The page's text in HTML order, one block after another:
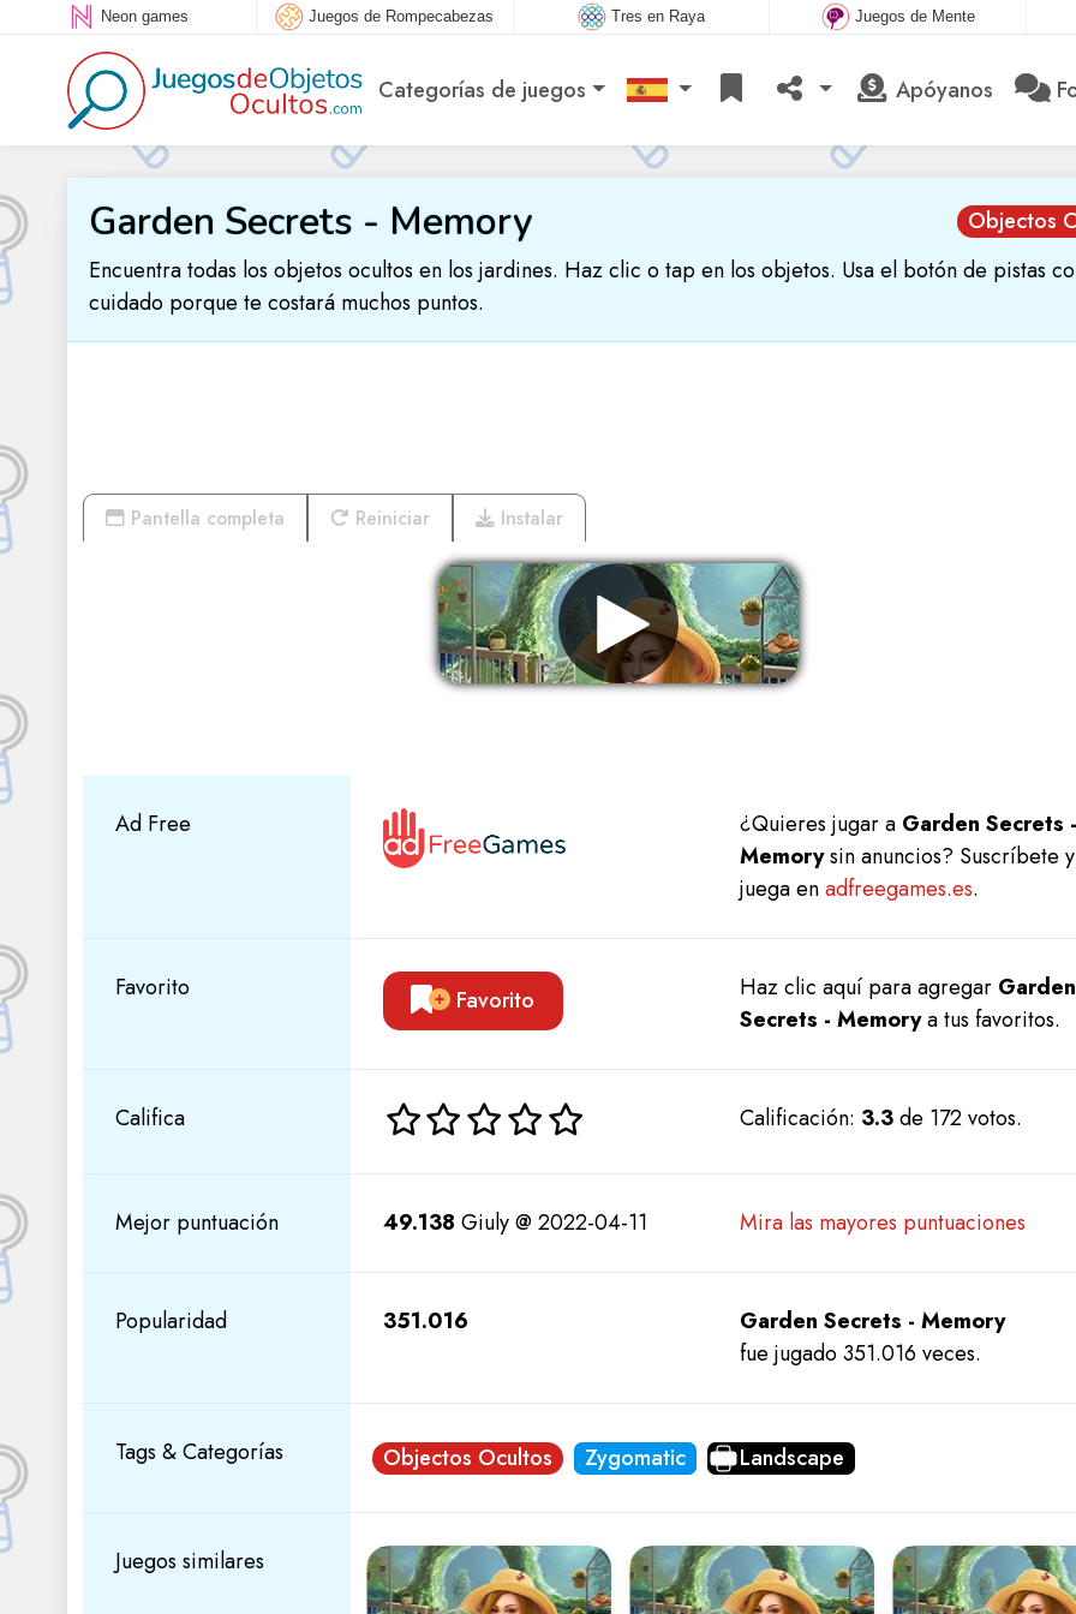
Neon games Juegos de Rompecabezas Tres en Raya Juegos de Mente
Categorías de juegos Apóyanos
Objectos
Garden Secrets - Memory
Encuentra todas los objetos ocultos en los jardines. Haz clic o tap en los objetos. Usa el botón de pistas
cuidado porque te costará muchos puntos.
Pantella completa Reiniciar Instalar
Ad Free ¿Quieres jugar a Garden Secrets -
Memorysin anuncios? Suscríbete y
juega enadfreegames.es.
Favorito Favorito Haz clic aquí para agregar Garden
Secrets - Memorya tus favoritos.
Califica Calificación: 3.3de 172 votos.
Mejor puntuación 49.138 Giuly @ 2022-04-11 Mira las mayores puntuaciones
Popularidad 351.016
Garden Secrets - Memory
fue jugado 351.016 veces.
Tags & Categorías Objectos Ocultos Zygomatic Landscape
Juegos similares